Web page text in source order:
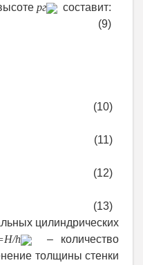
pг
составит:
(9)
(10)
(11)
(12)
(13)
цилиндрических
H/h
– количество
толщины стенки